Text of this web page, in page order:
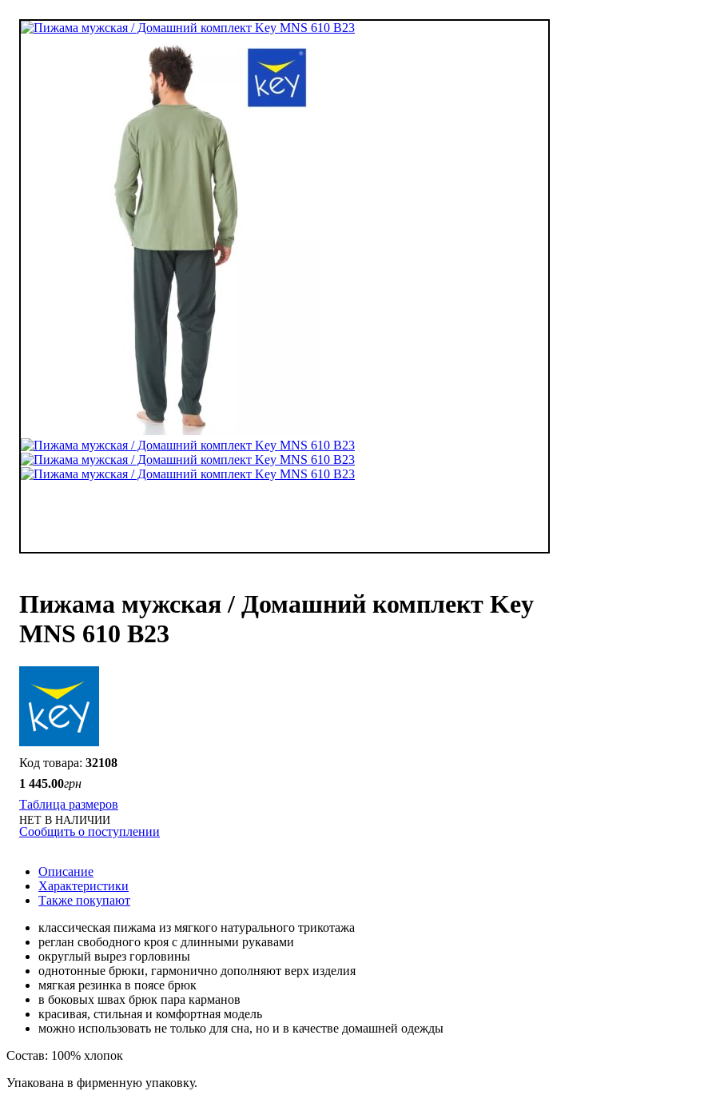
Пижама мужская / Домашний комплект Key
MNS 610 B23
32108
1 445.00грн
Таблица размеров
НЕТ В НАЛИЧИИ
Сообщить о поступлении
Описание
Характеристики
Также покупают
классическая пижама из мягкого натурального трикотажа
реглан свободного кроя с длинными рукавами
округлый вырез горловины
однотонные брюки, гармонично дополняют верх изделия
мягкая резинка в поясе брюк
в боковых швах брюк пара карманов
красивая, стильная и комфортная модель
можно использовать не только для сна, но и в качестве домашней одежды
Состав: 100% хлопок
Упакована в фирменную упаковку.